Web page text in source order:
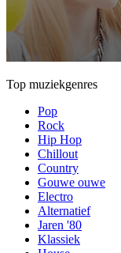
Top muziekgenres
Pop
Rock
Hip Hop
Chillout
Country
Gouwe ouwe
Electro
Alternatief
Jaren '80
Klassiek